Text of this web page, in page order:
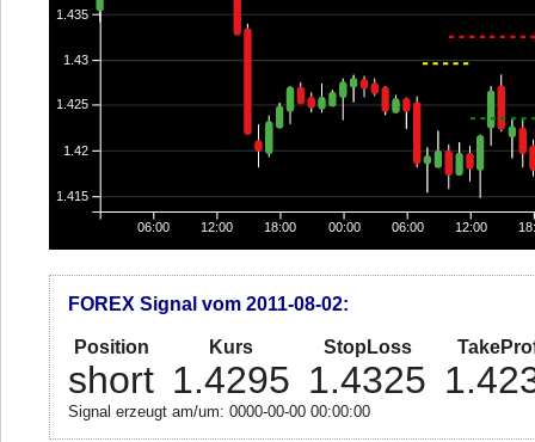
06:00 12:00 18:00 00:00 06:00 12:00
1.415
1.42
1.425
1.43
1.435
FOREX Signal vom 2011-08-02:
Position Kurs StopLoss
short 1.4295 1.4325
Signal erzeugt am/um: 0000-00-00 00:00:00